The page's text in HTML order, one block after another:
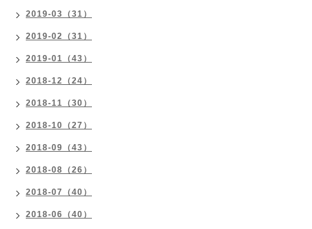
2019-03（31）
2019-02（31）
2019-01（43）
2018-12（24）
2018-11（30）
2018-10（27）
2018-09（43）
2018-08（26）
2018-07（40）
2018-06（40）